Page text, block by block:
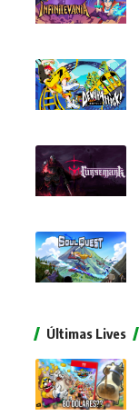
Últimas Lives